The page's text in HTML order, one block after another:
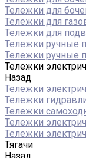
Тележки для
Тележки для
Тележки для
Тележки ручные
Тележки ручные
Тележки
Назад
Тележки
Тележки
Тележки
Тележки
Тележки
Тягачи